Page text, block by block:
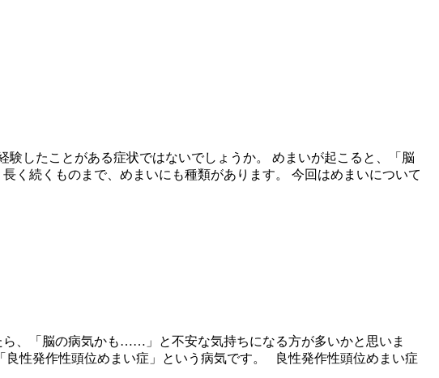
したことがある症状ではないでしょうか。 めまいが起こると、「脳
く続くものまで、めまいにも種類があります。 今回はめまいについて
、「脳の病気かも……」と不安な気持ちになる方が多いかと思いま
性発作性頭位めまい症」という病気です。 良性発作性頭位めまい症